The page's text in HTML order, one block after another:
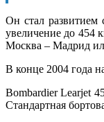
Он стал развитием
увеличение до 454
Москва – Мадрид
В конце 2004 года
Bombardier Learjet
Стандартная